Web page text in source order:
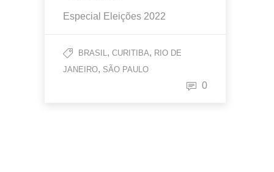
Especial Eleições 2022
BRASIL, CURITIBA, RIO DE
JANEIRO, SÃO PAULO
0